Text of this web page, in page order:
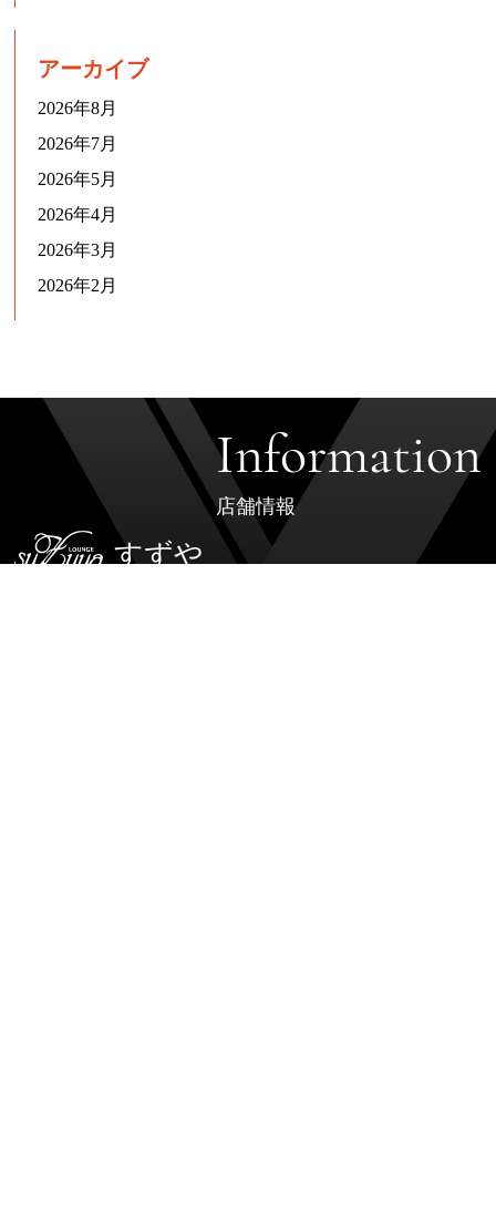
アーカイブ
2026年8月
2026年7月
2026年5月
2026年4月
2026年3月
2026年2月
Information
店舗情報
すずや